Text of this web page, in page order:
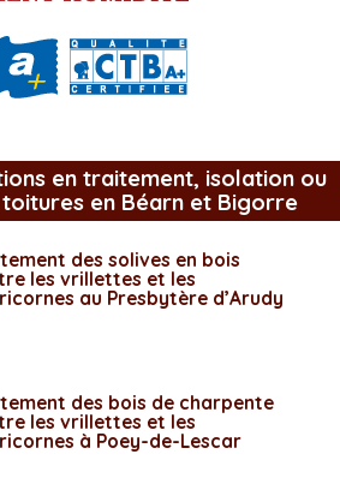
en traitement, isolation ou
en Béarn et Bigorre
des solives en bois
les vrillettes et les
au Presbytère d’Arudy
des bois de charpente
les vrillettes et les
à Poey-de-Lescar